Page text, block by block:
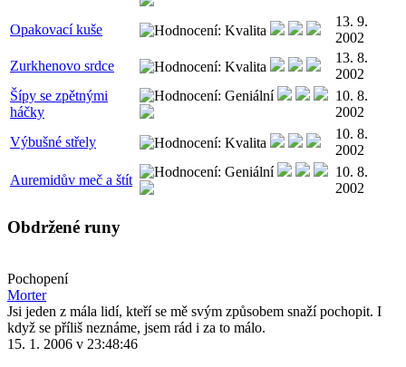
Opakovací kuše
13. 9.
2002
Zurkhenovo srdce
13. 8.
2002
Šípy se zpětnými
háčky
10. 8.
2002
Výbušné střely
10. 8.
2002
Auremidův meč a štít
10. 8.
2002
Obdržené runy
Pochopení
Morter
Jsi jeden z mála lidí, kteří se mě svým způsobem snaží pochopit. I
když se příliš neznáme, jsem rád i za to málo.
15. 1. 2006 v 23:48:46